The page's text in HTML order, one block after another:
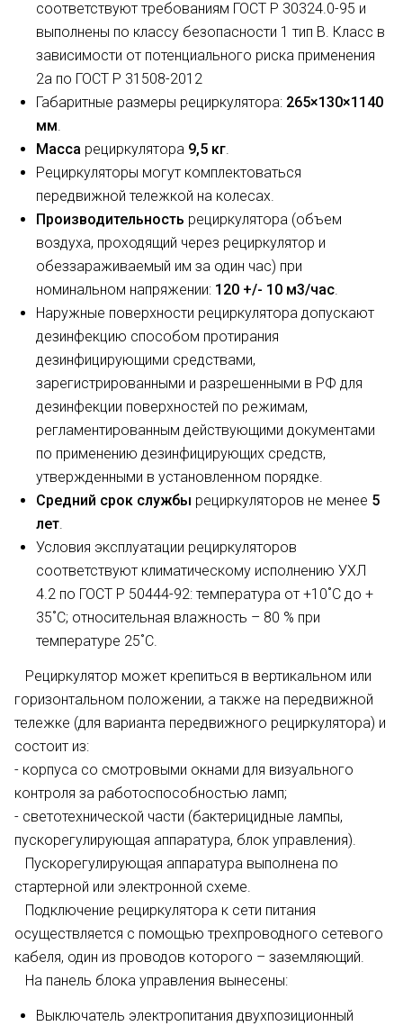
соответствуют требованиям ГОСТ Р 30324.0-95 и
выполнены по классу безопасности 1 тип В. Класс в
зависимости от потенциального риска применения
2а по ГОСТ Р 31508-2012
Габаритные размеры рециркулятора: 265×130×1140
мм.
Масса рециркулятора 9,5 кг.
Рециркуляторы могут комплектоваться
передвижной тележкой на колесах.
Производительность рециркулятора (объем
воздуха, проходящий через рециркулятор и
обеззараживаемый им за один час) при
номинальном напряжении: 120 +/- 10 м3/час.
Наружные поверхности рециркулятора допускают
дезинфекцию способом протирания
дезинфицирующими средствами,
зарегистрированными и разрешенными в РФ для
дезинфекции поверхностей по режимам,
регламентированным действующими документами
по применению дезинфицирующих средств,
утвержденными в установленном порядке.
Средний срок службы рециркуляторов не менее 5
лет.
Условия эксплуатации рециркуляторов
соответствуют климатическому исполнению УХЛ
4.2 по ГОСТ Р 50444-92: температура от +10˚С до +
35˚C; относительная влажность – 80 % при
температуре 25˚С.
Рециркулятор может крепиться в вертикальном или
горизонтальном положении, а также на передвижной
тележке (для варианта передвижного рециркулятора) и
состоит из:
- корпуса со смотровыми окнами для визуального
контроля за работоспособностью ламп;
- светотехнической части (бактерицидные лампы,
пускорегулирующая аппаратура, блок управления).
Пускорегулирующая аппаратура выполнена по
стартерной или электронной схеме.
Подключение рециркулятора к сети питания
осуществляется с помощью трехпроводного сетевого
кабеля, один из проводов которого – заземляющий.
На панель блока управления вынесены:
Выключатель электропитания двухпозиционный